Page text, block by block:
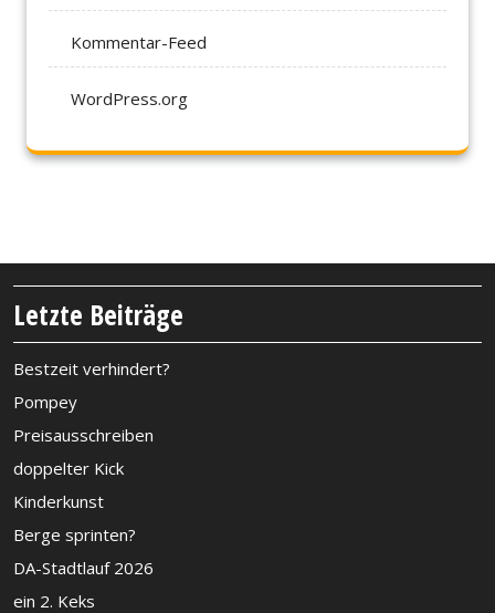
Kommentar-Feed
WordPress.org
Letzte Beiträge
Bestzeit verhindert?
Pompey
Preisausschreiben
doppelter Kick
Kinderkunst
Berge sprinten?
DA-Stadtlauf 2026
ein 2. Keks